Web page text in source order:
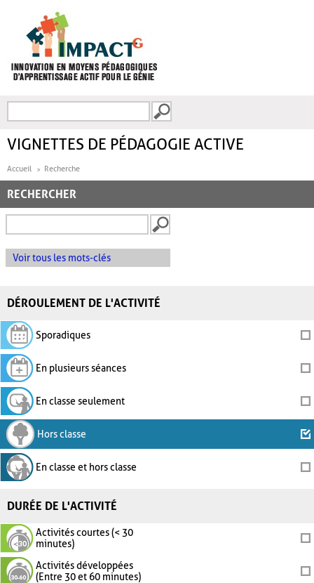
FORMULAIRE DE
VIGNETTES DE PÉDAGOGIE ACTIVE
Accueil Recherche
RECHERCHER
Voir tous les mots-clés
DÉROULEMENT DE L'ACTIVITÉ
Sporadiques
En plusieurs séances
En classe seulement
Hors classe
En classe et hors classe
DURÉE DE L'ACTIVITÉ
Activités courtes (< 30
minutes)
Activités développées
(Entre 30 et 60 minutes)